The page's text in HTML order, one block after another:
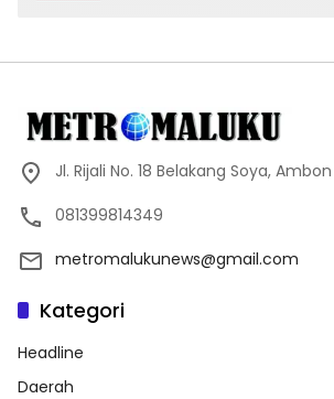
Jl. Rijali No. 18 Belakang Soya,
081399814349
metromalukunews@gmail.com
Kategori
Headline
Daerah